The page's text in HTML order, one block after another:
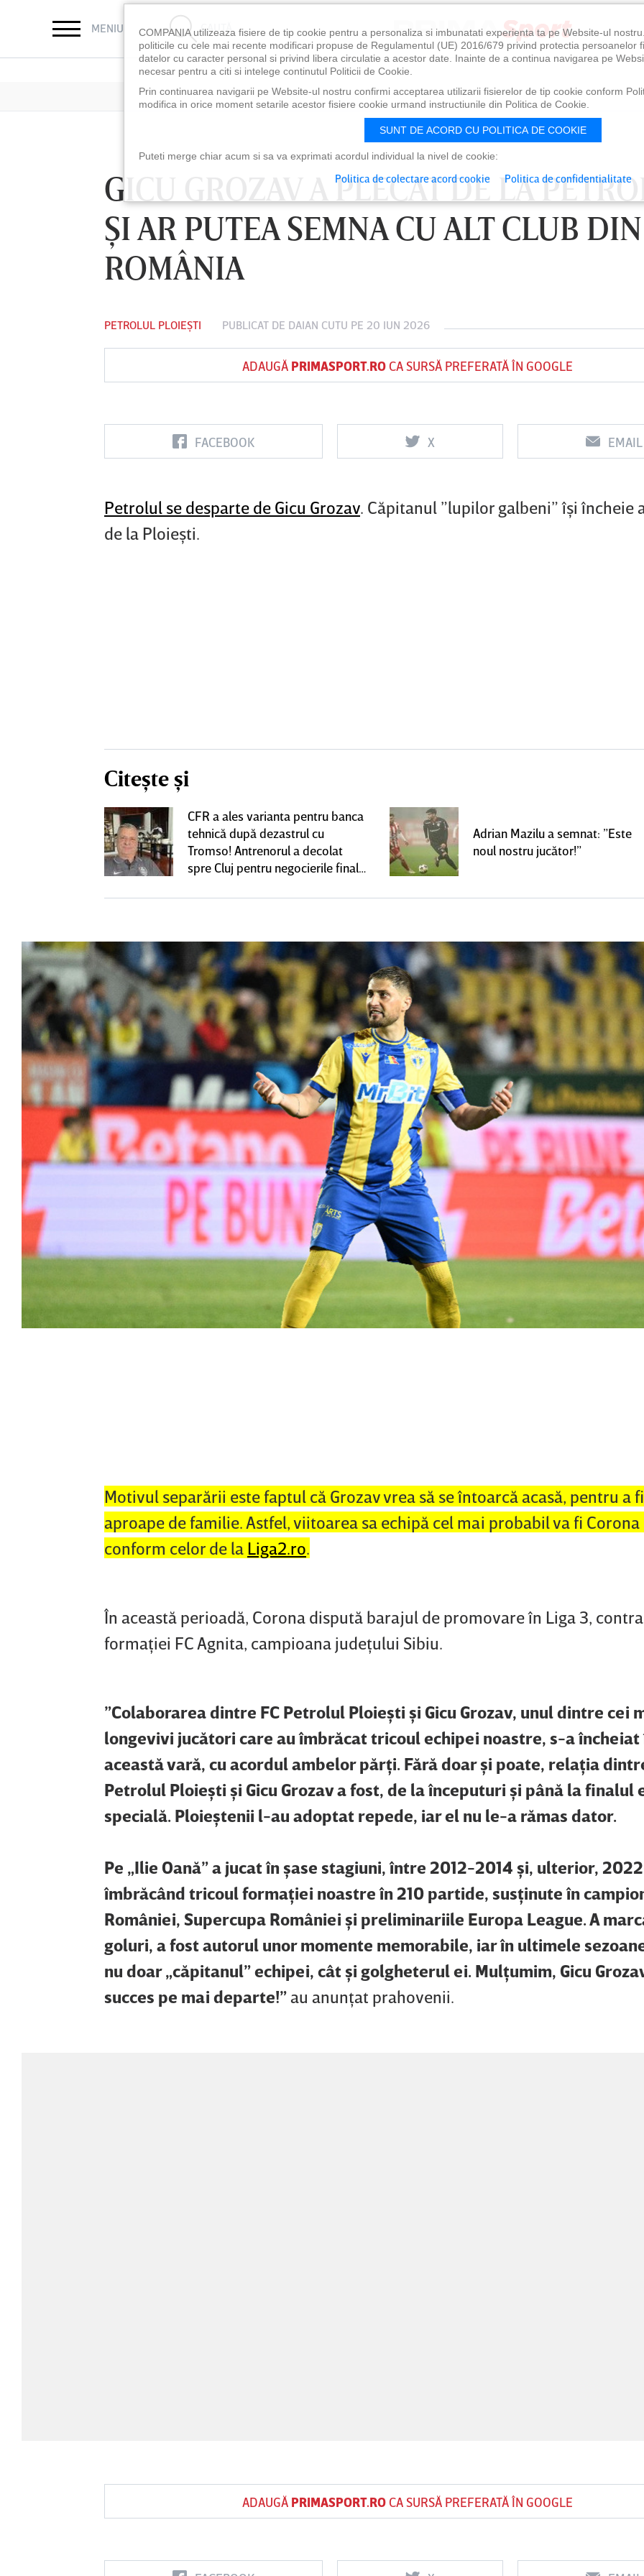
MENIU CAUTĂ
GICU GROZAV A PLECAT DE LA
ŞI AR PUTEA SEMNA CU ALT CLUB DIN
ROMÂNIA
PETROLUL PLOIEȘTI PUBLICAT DE DAIAN CUTU PE 20 IUN 2026
ADAUGĂ PRIMASPORT.ROCA SURSĂ PREFERATĂ ÎN GOOGLE
FACEBOOK X EMAIL
Petrolul se desparte de Gicu Grozav. Căpitanul ”lupilor galbeni” îşi încheie
de la Ploieşti.
Citește și
CFR a ales varianta pentru banca
tehnică după dezastrul cu
Tromso! Antrenorul a decolat
spre Cluj pentru negocierile finale
Adrian Mazilu a semnat: ”Este
noul nostru jucător!”
Motivul separării este faptul că Grozav vrea să se întoarcă acasă, pentru a
aproape de familie. Astfel, viitoarea sa echipă cel mai probabil va fi Corona
conform celor de la Liga2.ro.
În această perioadă, Corona dispută barajul de promovare în Liga 3, contra
formaţiei FC Agnita, campioana judeţului Sibiu.
”Colaborarea dintre FC Petrolul Ploieşti şi Gicu Grozav, unul dintre cei
longevivi jucători care au îmbrăcat tricoul echipei noastre, s-a încheiat
această vară, cu acordul ambelor părţi. Fără doar şi poate, relaţia
Petrolul Ploieşti şi Gicu Grozav a fost, de la începuturi şi până la finalul
specială. Ploieştenii l-au adoptat repede, iar el nu le-a rămas dator.
Pe „Ilie Oană” a jucat în şase stagiuni, între 2012-2014 şi, ulterior,
îmbrăcând tricoul formaţiei noastre în 210 partide, susţinute în
României, Supercupa României şi preliminariile Europa League. A
goluri, a fost autorul unor momente memorabile, iar în ultimele
nu doar „căpitanul” echipei, cât şi golgheterul ei. Mulţumim, Gicu
succes pe mai departe!”au anunţat prahovenii.
ADAUGĂ PRIMASPORT.ROCA SURSĂ PREFERATĂ ÎN GOOGLE
FC Botoşani
Vs
Corvinul
Hunedoara
Sepsi OSK Sf
Vs
FCSB UTA Arad
0
Vs
Rapid
0
COMPANIA utilizeaza fisiere de tip cookie pentru a personaliza si imbunatati experienta ta pe Website-ul
politicile cu cele mai recente modificari propuse de Regulamentul (UE) 2016/679 privind protectia persoanelor
datelor cu caracter personal si privind libera circulatie a acestor date. Inainte de a continua navigarea pe
necesar pentru a citi si intelege continutul Politicii de Cookie.
Prin continuarea navigarii pe Website-ul nostru confirmi acceptarea utilizarii fisierelor de tip cookie conform
modifica in orice moment setarile acestor fisiere cookie urmand instructiunile din Politica de Cookie.
SUNT DE ACORD CU POLITICA DE COOKIE
Puteti merge chiar acum si sa va exprimati acordul individual la nivel de cookie:
Politica de colectare acord cookie Politica de confidentialitate